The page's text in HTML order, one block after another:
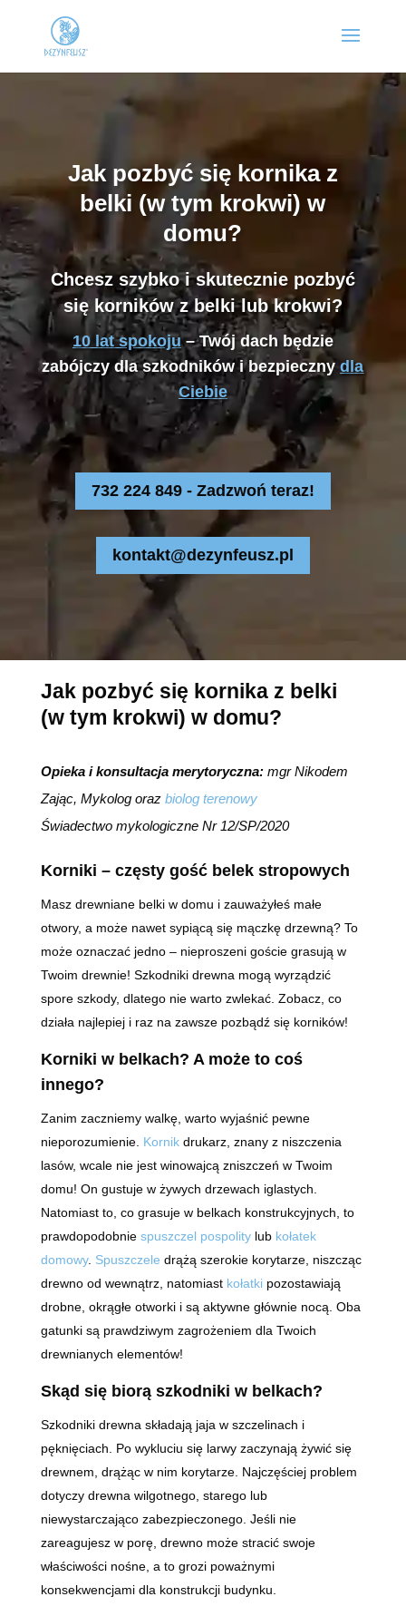
Jak pozbyć się kornika z
belki (w tym krokwi) w
domu?
Chcesz szybko i skutecznie pozbyć
się korników z belki lub krokwi?
10 lat spokoju– Twój dach będzie
zabójczy dla szkodników i bezpiecznydla
Ciebie
732 224 849 - Zadzwoń teraz!
kontakt@dezynfeusz.pl
Jak pozbyć się kornika z belki
(w tym krokwi) w domu?
Opieka i konsultacja merytoryczna:mgr Nikodem
Zając, Mykolog oraz biolog terenowy
Świadectwo mykologiczne Nr 12/SP/2020
Korniki – częsty gość belek stropowych
Masz drewniane belki w domu i zauważyłeś małe
otwory, a może nawet sypiącą się mączkę drzewną? To
może oznaczać jedno – nieproszeni goście grasują w
Twoim drewnie! Szkodniki drewna mogą wyrządzić
spore szkody, dlatego nie warto zwlekać. Zobacz, co
działa najlepiej i raz na zawsze pozbądź się korników!
Korniki w belkach? A może to coś
innego?
Zanim zaczniemy walkę, warto wyjaśnić pewne
nieporozumienie. Kornikdrukarz, znany z niszczenia
lasów, wcale nie jest winowajcą zniszczeń w Twoim
domu! On gustuje w żywych drzewach iglastych.
Natomiast to, co grasuje w belkach konstrukcyjnych, to
prawdopodobnie spuszczel pospolitylub kołatek
domowy. Spuszczele drążą szerokie korytarze, niszcząc
drewno od wewnątrz, natomiast kołatkipozostawiają
drobne, okrągłe otworki i są aktywne głównie nocą. Oba
gatunki są prawdziwym zagrożeniem dla Twoich
drewnianych elementów!
Skąd się biorą szkodniki w belkach?
Szkodniki drewna składają jaja w szczelinach i
pęknięciach. Po wykluciu się larwy zaczynają żywić się
drewnem, drążąc w nim korytarze. Najczęściej problem
dotyczy drewna wilgotnego, starego lub
niewystarczająco zabezpieczonego. Jeśli nie
zareagujesz w porę, drewno może stracić swoje
właściwości nośne, a to grozi poważnymi
konsekwencjami dla konstrukcji budynku.